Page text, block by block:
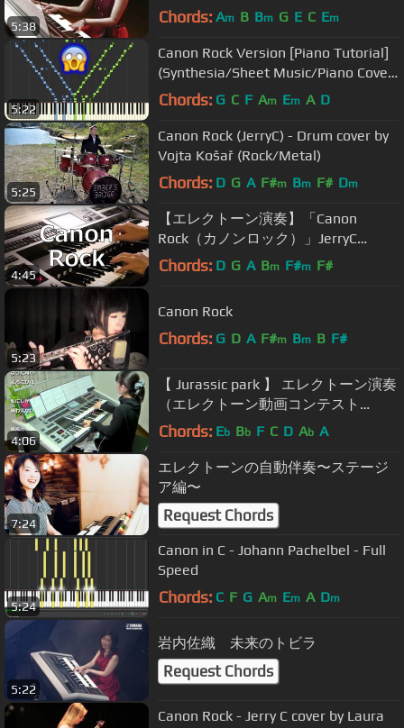
5:38 Chords: Am B Bm G E C Em
5:22
Canon Rock Version [Piano Tutorial]
(Synthesia/Sheet Music/Piano Cover)
//Takushi Koyama
Chords: G C F Am Em A D
5:25
Canon Rock (JerryC) - Drum cover by
Vojta Košař (Rock/Metal)
Chords: D G A F#m Bm F# Dm
4:45
【エレクトーン演奏】「Canon
Rock（カノンロック）」JerryC
(STAGEA ELS-02C)Electone Takuya
Chords: D G A Bm F#m F#
5:23
Canon Rock
Chords: G D A F#m Bm B F#
4:06
【 Jurassic park 】 エレクトーン演奏
（エレクトーン動画コンテスト
2016）
Chords: Eb Bb F C D Ab A
7:24
エレクトーンの自動伴奏〜ステージ
ア編〜
Request Chords
5:24
Canon in C - Johann Pachelbel - Full
Speed
Chords: C F G Am Em A Dm
5:22
岩内佐織 未来のトビラ
Request Chords
Canon Rock - Jerry C cover by Laura